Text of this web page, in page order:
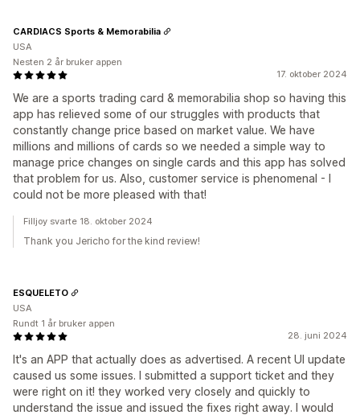
17. oktober 2024
We are a sports trading card & memorabilia shop so having this
app has relieved some of our struggles with products that
constantly change price based on market value. We have
millions and millions of cards so we needed a simple way to
manage price changes on single cards and this app has solved
that problem for us. Also, customer service is phenomenal - I
could not be more pleased with that!
CARDIACS Sports & Memorabilia
USA
Nesten 2 år bruker appen
Filljoy svarte 18. oktober 2024
Thank you Jericho for the kind review!
28. juni 2024
It's an APP that actually does as advertised. A recent UI update
caused us some issues. I submitted a support ticket and they
were right on it! they worked very closely and quickly to
understand the issue and issued the fixes right away. I would
ESQUELETO
USA
Rundt 1 år bruker appen